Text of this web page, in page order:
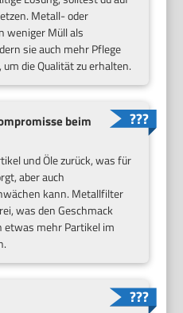
Metall- oder
weniger Müll als
sie auch mehr Pflege
die Qualität zu erhalten.
beim
und Öle zurück, was für
aber auch
kann. Metallfilter
was den Geschmack
etwas mehr Partikel im